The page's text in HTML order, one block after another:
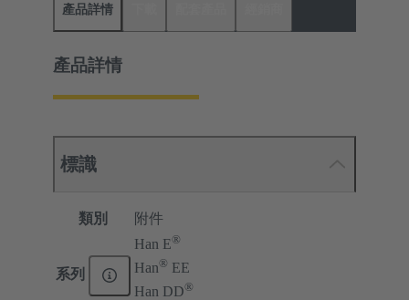
產品詳情
產品詳情
標識
類別 附件
系列
Han E®
Han® EE
Han DD®